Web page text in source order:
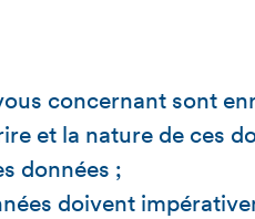
concernant sont
et la nature de ces
données ;
doivent